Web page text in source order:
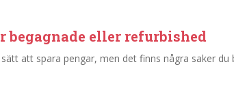
begagnade eller refurbished
att spara pengar, men det finns några saker du